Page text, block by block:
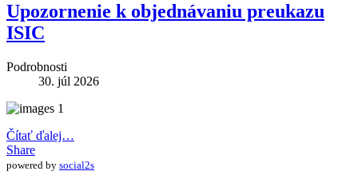
Upozornenie k objednávaniu preukazu
ISIC
Podrobnosti
30. júl 2026
Čítať ďalej…
Share
powered by social2s